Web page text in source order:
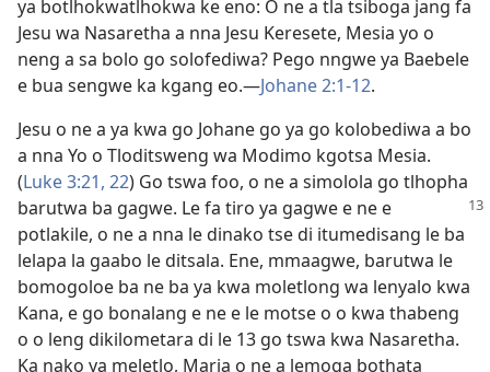
ya botlhokwatlhokwa ke eno: O ne a tla tsiboga jang fa
Jesu wa Nasaretha a nna Jesu Keresete, Mesia yo o
neng a sa bolo go solofediwa? Pego nngwe ya Baebele
e bua sengwe ka kgang eo.—Johane 2:1-12.
Jesu o ne a ya kwa go Johane go ya go kolobediwa a bo
a nna Yo o Tloditsweng wa Modimo kgotsa Mesia.
(Luke 3:21, 22) Go tswa foo, o ne a simolola go tlhopha
barutwa ba gagwe. Le fa tiro ya gagwe e ne e
potlakile, o ne a nna le dinako tse di itumedisang le ba
lelapa la gaabo le ditsala. Ene, mmaagwe, barutwa le
bomogoloe ba ne ba ya kwa moletlong wa lenyalo kwa
Kana, e go bonalang e ne e le motse o o kwa thabeng
o o leng dikilometara di le 13 go tswa kwa Nasaretha.
Ka nako ya meletlo, Maria o ne a lemoga bothata